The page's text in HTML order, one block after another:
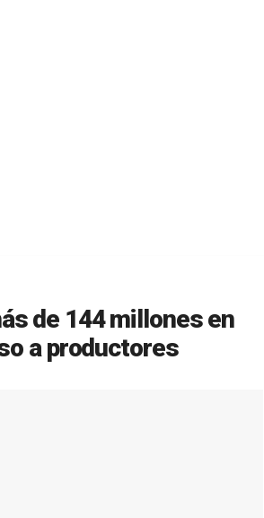
de 144 millones en
a productores